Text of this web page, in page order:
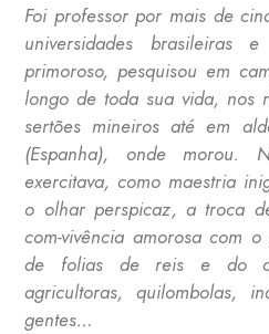
Foi professor por mais de
universidades brasileiras
primoroso, pesquisou em
longo de toda sua vida, nos
sertões mineiros até em
(Espanha), onde morou.
exercitava, como maestria
o olhar perspicaz, a troca
com-vivência amorosa com
de folias de reis e do
agricultoras, quilombolas,
gentes…